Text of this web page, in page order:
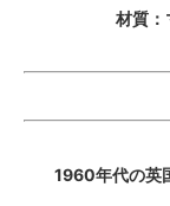
材質：
1960年代の英